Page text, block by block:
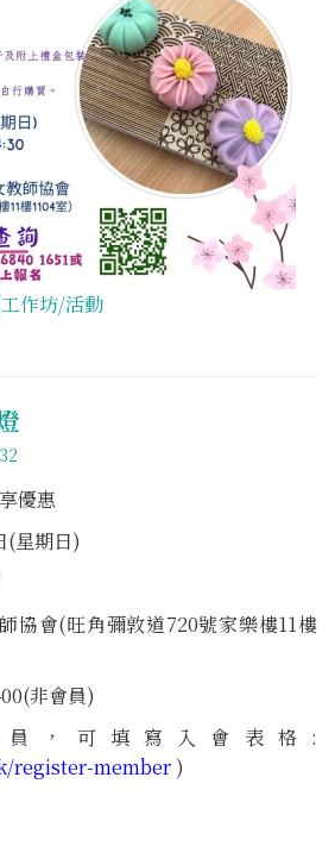
作坊/活動
優惠
(星期日)
協會(旺角彌敦道720號家樂樓11樓
非會員)
，可填寫入會表格:
register-member )